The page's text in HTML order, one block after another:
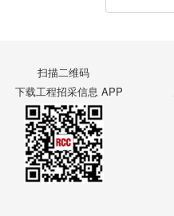
扫描二维码
下载工程招采信息 APP